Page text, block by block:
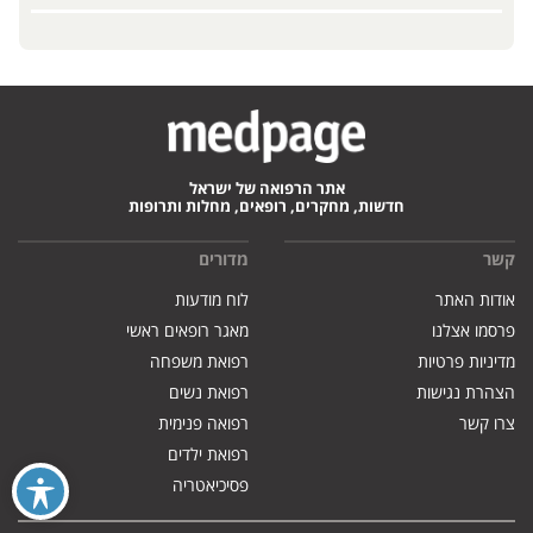
אתר הרפואה של ישראל
חדשות, מחקרים, רופאים, מחלות ותרופות
קשר
אודות האתר
פרסמו אצלנו
מדיניות פרטיות
הצהרת נגישות
צרו קשר
מדורים
לוח מודעות
מאגר רופאים ראשי
רפואת משפחה
רפואת נשים
רפואה פנימית
רפואת ילדים
פסיכיאטריה